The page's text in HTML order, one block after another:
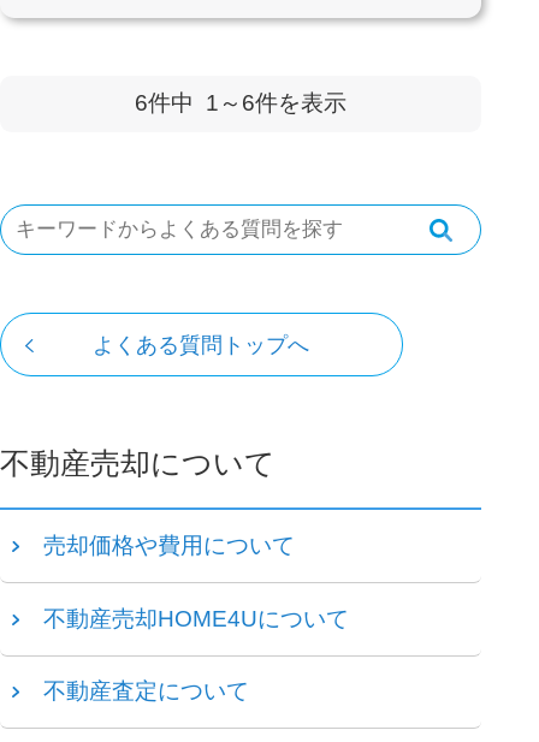
6件中 1～6件を表示
よくある質問トップへ
不動産売却について
売却価格や費用について
不動産売却HOME4Uについて
不動産査定について